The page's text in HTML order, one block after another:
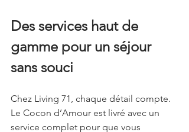
Des services haut de
gamme pour un séjour
sans souci
Chez Living 71, chaque détail compte.
Le Cocon d’Amour est livré avec un
service complet pour que vous